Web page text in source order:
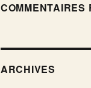
COMMENTAIRES
ARCHIVES